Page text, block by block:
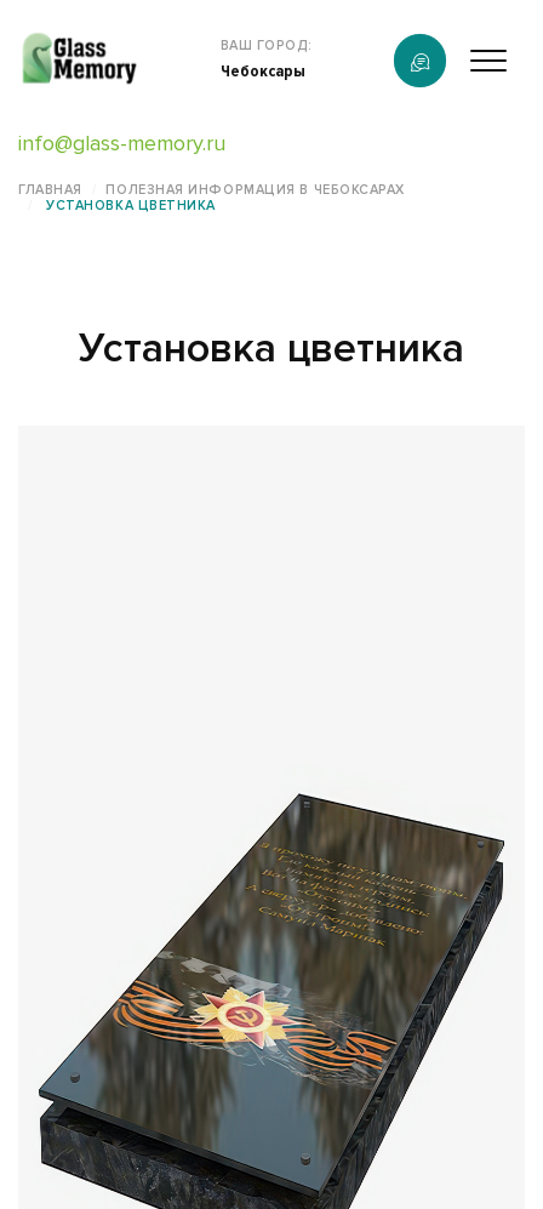
info@glass-memory.ru
ВАШ ГОРОД:
Чебоксары
Продукция
Конструктор памятников
ГЛАВНАЯ
ПОЛЕЗНАЯ ИНФОРМАЦИЯ В ЧЕБОКСАРАХ
УСТАНОВКА ЦВЕТНИКА
Установка цветника